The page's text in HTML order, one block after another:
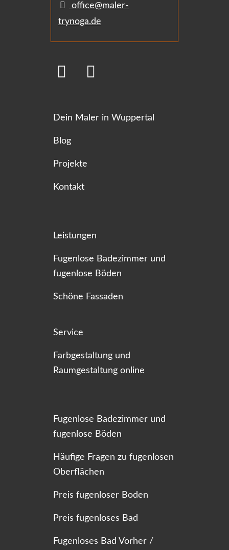
office@maler-
trynoga.de
Dein Maler in Wuppertal
Blog
Projekte
Kontakt
Leistungen
Fugenlose Badezimmer und
fugenlose Böden
Schöne Fassaden
Service
Farbgestaltung und
Raumgestaltung online
Fugenlose Badezimmer und
fugenlose Böden
Häufige Fragen zu fugenlosen
Oberflächen
Preis fugenloser Boden
Preis fugenloses Bad
Fugenloses Bad Vorher /